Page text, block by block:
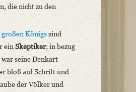
die nicht zu den
großen Königssind
einSkeptiker; in bezug
seine Denkart
bloß auf Schrift und
der Völker und